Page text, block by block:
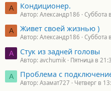
А Кондиционер.
Автор: Александр186 Суббота
А Живет своей жизнью )
Автор: Александр186 Суббота
A Стук из задней головы
Автор: avchumik Пятница в
А Проблема с
Автор: Азамат727 Четверг в